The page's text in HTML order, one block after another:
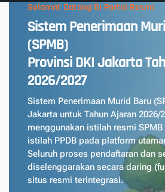
Selamat Datang Di Portal Resmi
Sistem Penerimaan
(SPMB)
Provinsi DKI Jakarta
2026/2027
Sistem Penerimaan Murid Baru
Jakarta untuk Tahun Ajaran 2026/
menggunakan istilah resmi
istilah PPDB pada platform
Seluruh proses pendaftaran dan
diselenggarakan secara daring (
situs resmi terintegrasi.